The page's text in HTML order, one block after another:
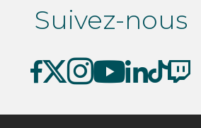
Suivez-nous